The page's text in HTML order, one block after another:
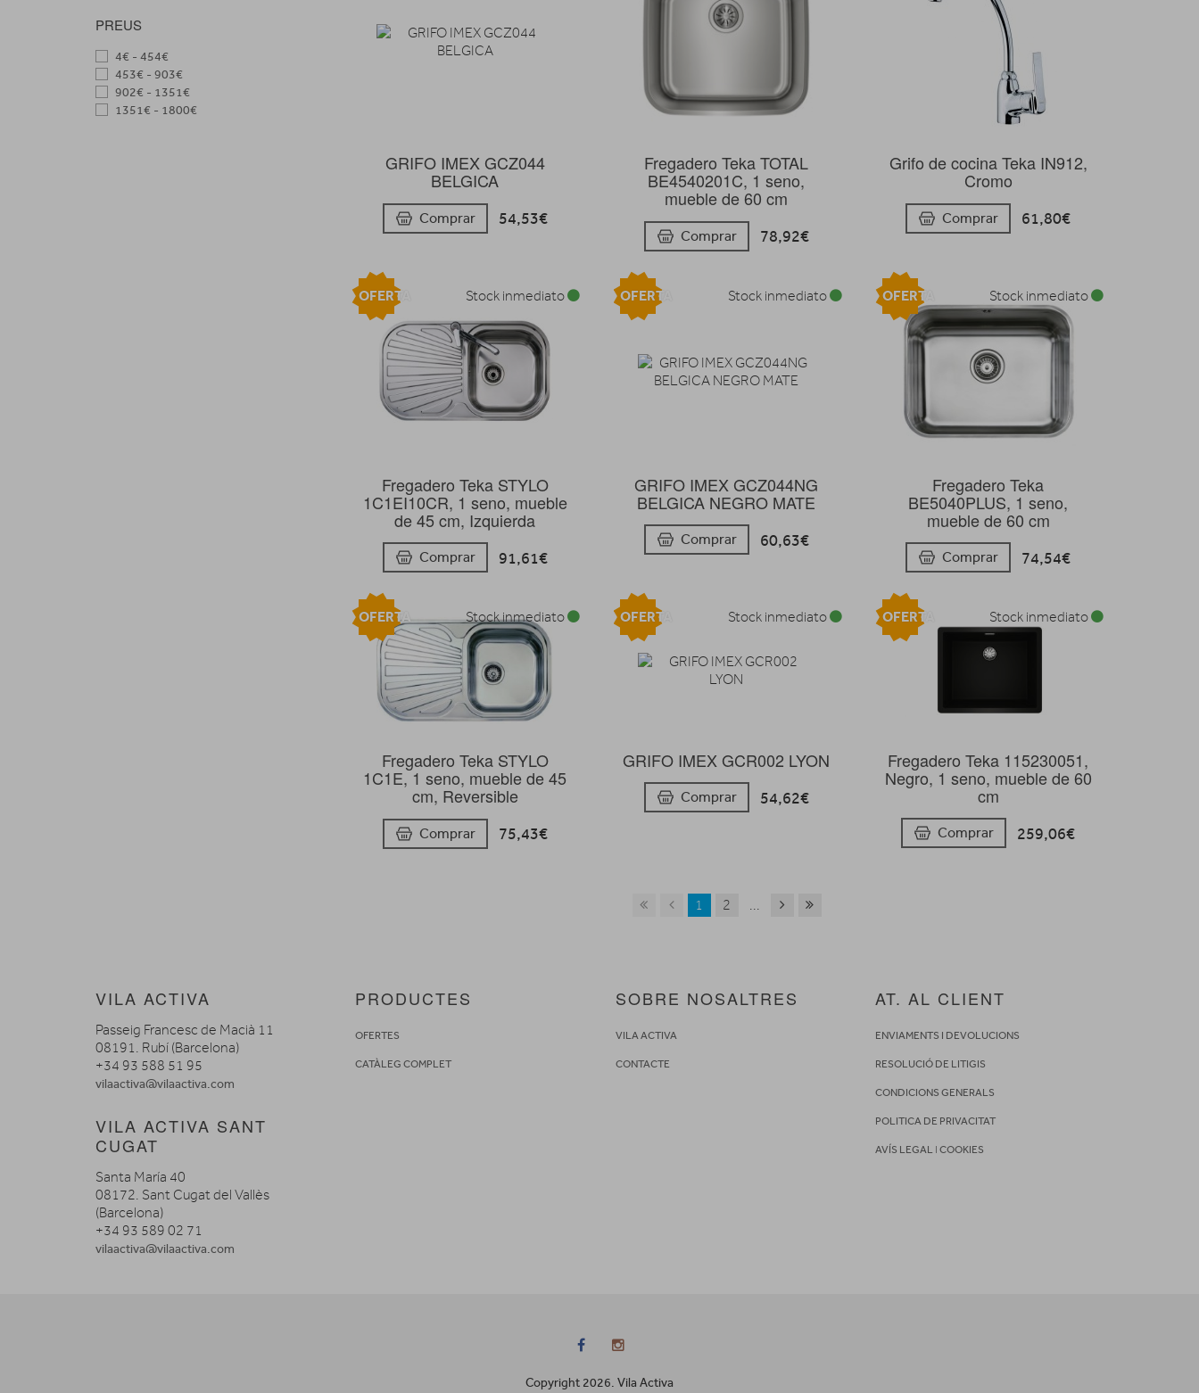
PREUS
4€ - 454€
453€ - 903€
902€ - 1351€
1351€ - 1800€
GRIFO IMEX GCZ044
BELGICA
Comprar 54,53€
Fregadero Teka TOTAL
BE4540201C, 1 seno,
mueble de 60 cm
Comprar 78,92€
Grifo de cocina Teka IN912,
Cromo
Comprar 61,80€
Fregadero Teka STYLO
1C1EI10CR, 1 seno, mueble
de 45 cm, Izquierda
Comprar 91,61€
Stock inmediato
OFERTA
GRIFO IMEX GCZ044NG
BELGICA NEGRO MATE
Comprar 60,63€
Stock inmediato
OFERTA
Fregadero Teka
BE5040PLUS, 1 seno,
mueble de 60 cm
Comprar 74,54€
Stock inmediato
OFERTA
Fregadero Teka STYLO
1C1E, 1 seno, mueble de 45
cm, Reversible
Comprar 75,43€
Stock inmediato
OFERTA
GRIFO IMEX GCR002 LYON
Comprar 54,62€
Stock inmediato
OFERTA
Fregadero Teka 115230051,
Negro, 1 seno, mueble de 60
cm
Comprar 259,06€
Stock inmediato
OFERTA
1 2 ...
VILA ACTIVA
Passeig Francesc de Macià 11
08191. Rubí (Barcelona)
+34 93 588 51 95
vilaactiva@vilaactiva.com
VILA ACTIVA SANT
CUGAT
Santa María 40
08172. Sant Cugat del Vallès
(Barcelona)
+34 93 589 02 71
vilaactiva@vilaactiva.com
PRODUCTES
OFERTES
CATÀLEG COMPLET
SOBRE NOSALTRES
VILA ACTIVA
CONTACTE
AT. AL CLIENT
ENVIAMENTS I DEVOLUCIONS
RESOLUCIÓ DE LITIGIS
CONDICIONS GENERALS
POLITICA DE PRIVACITAT
AVÍS LEGAL I COOKIES
Copyright 2026. Vila Activa